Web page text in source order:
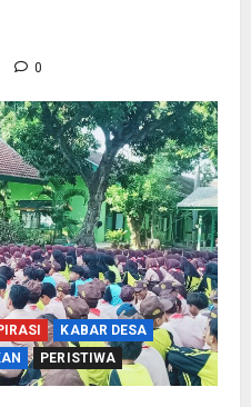
0
KABAR DESA
PERISTIWA